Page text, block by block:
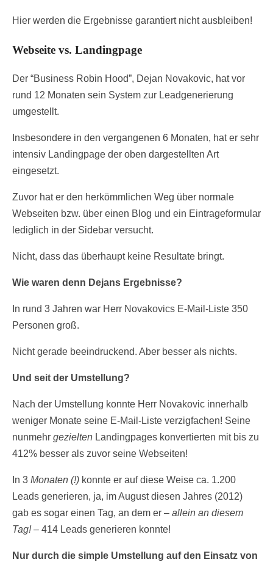
Hier werden die Ergebnisse garantiert nicht ausbleiben!
Webseite vs. Landingpage
Der “Business Robin Hood”, Dejan Novakovic, hat vor
rund 12 Monaten sein System zur Leadgenerierung
umgestellt.
Insbesondere in den vergangenen 6 Monaten, hat er sehr
intensiv Landingpage der oben dargestellten Art
eingesetzt.
Zuvor hat er den herkömmlichen Weg über normale
Webseiten bzw. über einen Blog und ein Eintrageformular
lediglich in der Sidebar versucht.
Nicht, dass das überhaupt keine Resultate bringt.
Wie waren denn Dejans Ergebnisse?
In rund 3 Jahren war Herr Novakovics E-Mail-Liste 350
Personen groß.
Nicht gerade beeindruckend. Aber besser als nichts.
Und seit der Umstellung?
Nach der Umstellung konnte Herr Novakovic innerhalb
weniger Monate seine E-Mail-Liste verzigfachen! Seine
nunmehr gezielten Landingpages konvertierten mit bis zu
412% besser als zuvor seine Webseiten!
In 3 Monaten (!) konnte er auf diese Weise ca. 1.200
Leads generieren, ja, im August diesen Jahres (2012)
gab es sogar einen Tag, an dem er – allein an diesem
Tag! – 414 Leads generieren konnte!
Nur durch die simple Umstellung auf den Einsatz von